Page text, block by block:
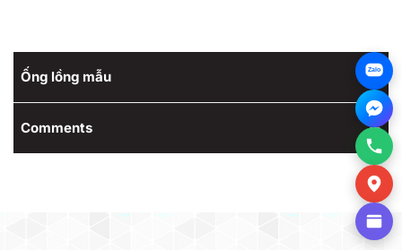
Ống lồng mẫu
Comments
Zalo